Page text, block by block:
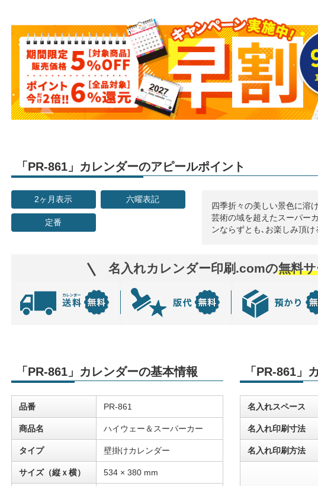
「PR-861」カレンダーのアピールポイント
2ヶ月表示 六曜表記
定番
四季折々の美しい景色に溶
芸術の域を超えたスーパー
ンならずとも､お楽しみ頂け
名入れカレンダー印刷.comの無料
「PR-861」カレンダーの基本情報
品番 PR-861
商品名 ハイウェー＆スーパーカー
タイプ 壁掛けカレンダー
サイズ（縦ｘ横） 534 × 380 mm
「PR-861」
名入れスペース
名入れ印刷寸法
名入れ印刷方法